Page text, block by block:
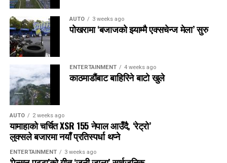
AUTO 3 weeks ago
पोखरामा ‘बजाजको झ्याम्मै एक्सचेन्ज मेला’ सुरु
ENTERTAINMENT 4 weeks ago
काठमाडौंबाट बाहिरिने बाटो खुले
AUTO 2 weeks ago
यामाहाको चर्चित XSR 155 नेपाल आउँदै, ‘रेट्रो’
लुक्सले बजारमा नयाँ प्रतिस्पर्धा थप्ने
ENTERTAINMENT 3 weeks ago